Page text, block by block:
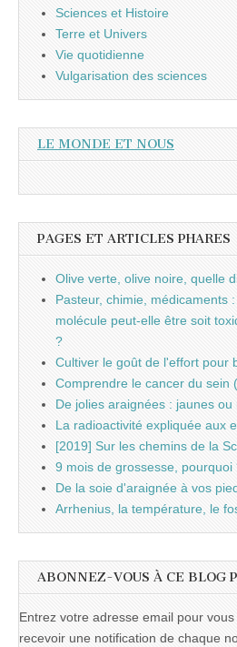
Sciences et Histoire
Terre et Univers
Vie quotidienne
Vulgarisation des sciences
LE MONDE ET NOUS
PAGES ET ARTICLES PHARES
Olive verte, olive noire, quelle
Pasteur, chimie, médicaments
molécule peut-elle être soit
?
Cultiver le goût de l'effort pour
Comprendre le cancer du sein
De jolies araignées : jaunes
La radioactivité expliquée aux
[2019] Sur les chemins de la
9 mois de grossesse, pourquoi
De la soie d'araignée à vos
Arrhenius, la température, le
ABONNEZ-VOUS À CE BLOG
Entrez votre adresse email pour
recevoir une notification de chaque